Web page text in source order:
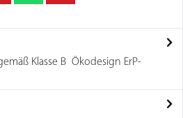
Klasse B Ökodesign ErP-